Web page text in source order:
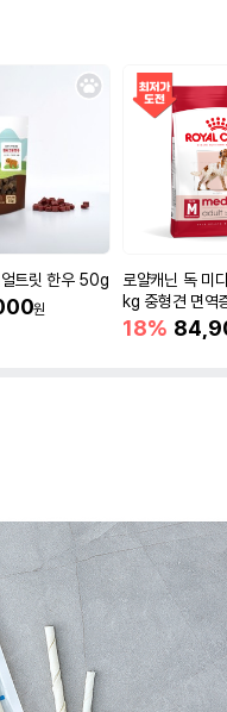
트릿 한우 50g
원
로얄캐닌 독 미
kg 중형견 면역
18%